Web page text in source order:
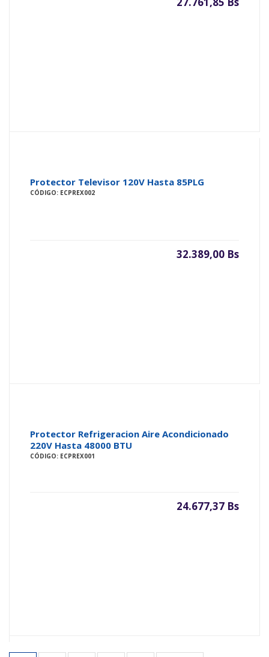
Protector Televisor 120V Hasta 85PLG
CÓDIGO: ECPREX002
32.389,00 Bs
Protector Refrigeracion Aire Acondicionado
220V Hasta 48000 BTU
CÓDIGO: ECPREX001
24.677,37 Bs